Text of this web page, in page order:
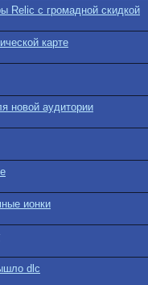
Relic с громадной скидкой
карте
новой аудитории
ионки
dlc